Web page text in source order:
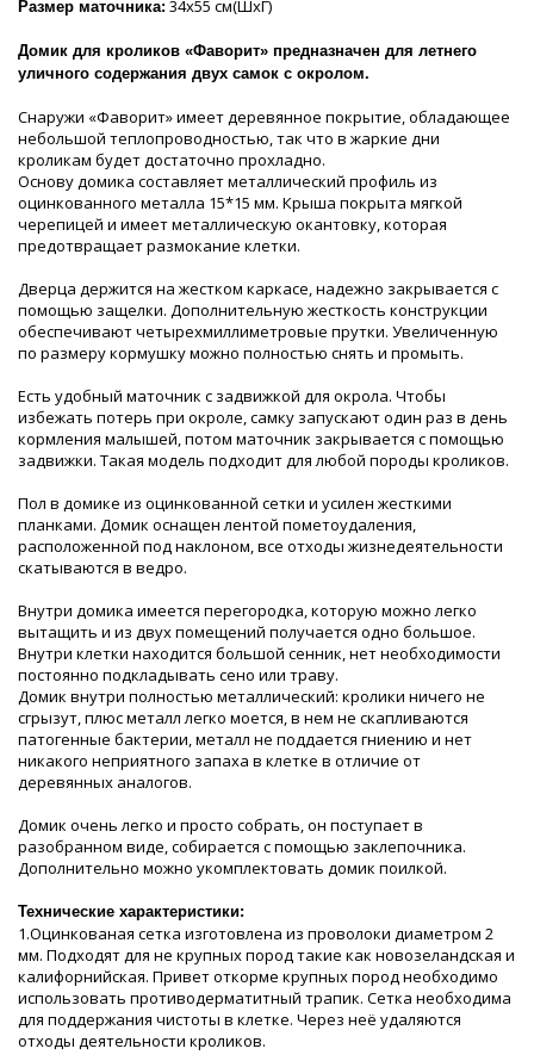
Размер маточника: 34х55 см(ШхГ)
Домик для кроликов «Фаворит» предназначен для летнего
уличного содержания двух самок с окролом.
Снаружи «Фаворит» имеет деревянное покрытие, обладающее
небольшой теплопроводностью, так что в жаркие дни
кроликам будет достаточно прохладно.
Основу домика составляет металлический профиль из
оцинкованного металла 15*15 мм. Крыша покрыта мягкой
черепицей и имеет металлическую окантовку, которая
предотвращает размокание клетки.
Дверца держится на жестком каркасе, надежно закрывается с
помощью защелки. Дополнительную жесткость конструкции
обеспечивают четырехмиллиметровые прутки. Увеличенную
по размеру кормушку можно полностью снять и промыть.
Есть удобный маточник с задвижкой для окрола. Чтобы
избежать потерь при окроле, самку запускают один раз в день
кормления малышей, потом маточник закрывается с помощью
задвижки. Такая модель подходит для любой породы кроликов.
Пол в домике из оцинкованной сетки и усилен жесткими
планками. Домик оснащен лентой пометоудаления,
расположенной под наклоном, все отходы жизнедеятельности
скатываются в ведро.
Внутри домика имеется перегородка, которую можно легко
вытащить и из двух помещений получается одно большое.
Внутри клетки находится большой сенник, нет необходимости
постоянно подкладывать сено или траву.
Домик внутри полностью металлический: кролики ничего не
сгрызут, плюс металл легко моется, в нем не скапливаются
патогенные бактерии, металл не поддается гниению и нет
никакого неприятного запаха в клетке в отличие от
деревянных аналогов.
Домик очень легко и просто собрать, он поступает в
разобранном виде, собирается с помощью заклепочника.
Дополнительно можно укомплектовать домик поилкой.
Технические характеристики:
1.Оцинкованая сетка изготовлена из проволоки диаметром 2
мм. Подходят для не крупных пород такие как новозеландская и
калифорнийская. Привет откорме крупных пород необходимо
использовать противодерматитный трапик. Сетка необходима
для поддержания чистоты в клетке. Через неё удаляются
отходы деятельности кроликов.